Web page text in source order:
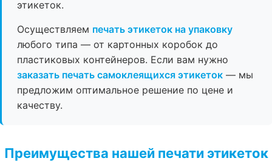
этикеток.
Осуществляем печать этикеток на упаковку
любого типа — от картонных коробок до
пластиковых контейнеров. Если вам нужно
заказать печать самоклеящихся этикеток — мы
предложим оптимальное решение по цене и
качеству.
Преимущества нашей печати этикеток